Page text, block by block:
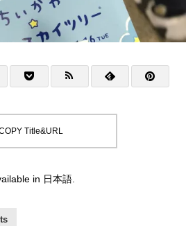
Title&URL
in 日本語